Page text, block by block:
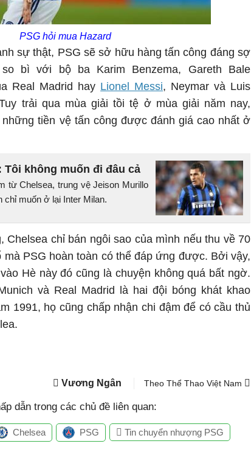
PSG hỏi mua Hazard
sự thật, PSG sẽ sở hữu hàng tấn công đáng sợ
bì với bộ ba Karim Benzema, Gareth Bale
Real Madrid hay Lionel Messi, Neymar và Luis
trải qua mùa giải tồi tệ ở mùa giải năm nay,
tiền vệ tấn công được đánh giá cao nhất ở
Tôi không muốn đi đâu cả
từ Chelsea, trung vệ Jeison Murillo
chỉ muốn ở lại Inter Milan.
Chelsea chỉ bán ngôi sao của mình nếu thu về 70
PSG hoàn toàn có thể đáp ứng được. Bởi vậy,
Hè này đó cũng là chuyện không quá bất ngờ.
và Real Madrid là hai đội bóng khát khao
1991, họ cũng chấp nhận chi đậm để có cầu thủ
Vương Ngân Theo Thể Thao Việt Nam
dẫn trong các chủ đề liên quan:
Chelsea PSG Tin chuyển nhượng PSG